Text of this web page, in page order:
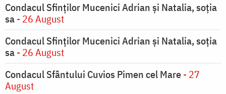
Condacul Sfinţilor Mucenici Adrian şi Natalia, soţia
sa- 26 August
Condacul Sfinţilor Mucenici Adrian şi Natalia, soţia
sa- 26 August
Condacul Sfântului Cuvios Pimen cel Mare- 27
August